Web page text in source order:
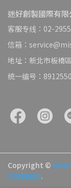
迷好創製國際有
客服专线：02-
信箱：
地址：新北市板橋
统一编号：
Copyright ©
CYBERBIZ.